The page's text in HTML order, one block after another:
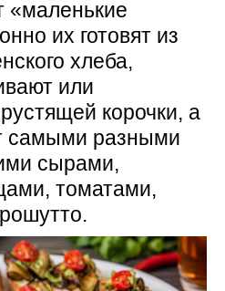
«маленькие
их готовят из
хлеба,
или
корочки, а
самыми разными
сырами,
томатами,